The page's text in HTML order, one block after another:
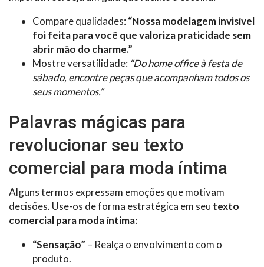
Compare qualidades: “Nossa modelagem invisível
foi feita para você que valoriza praticidade sem
abrir mão do charme.”
Mostre versatilidade: “Do home office à festa de
sábado, encontre peças que acompanham todos os
seus momentos.”
Palavras mágicas para
revolucionar seu texto
comercial para moda íntima
Alguns termos expressam emoções que motivam
decisões. Use-os de forma estratégica em seu texto
comercial para moda íntima:
“Sensação” – Realça o envolvimento com o
produto.